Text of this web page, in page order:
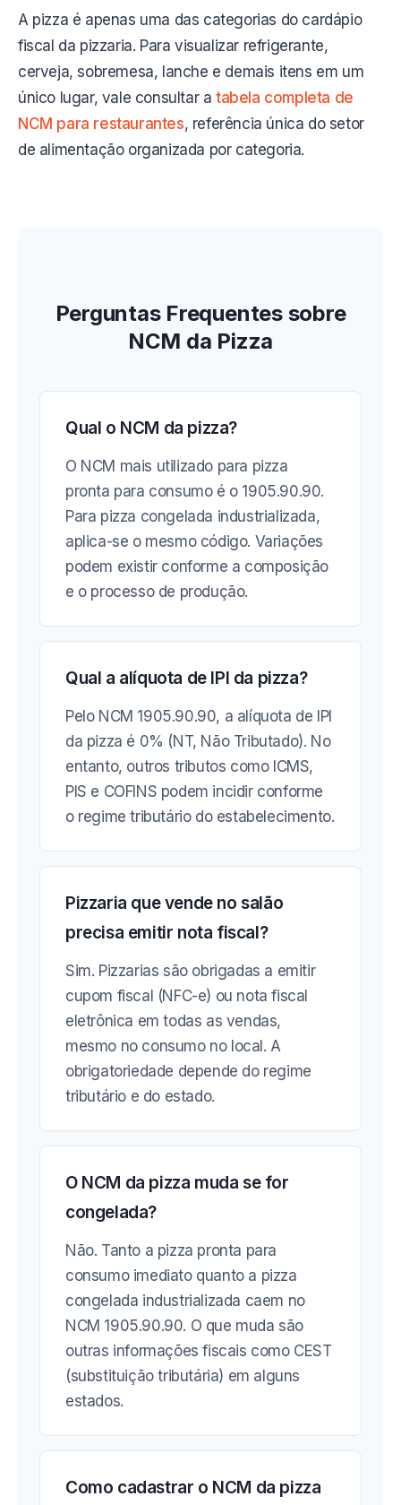
A pizza é apenas uma das categorias do cardápio
fiscal da pizzaria. Para visualizar refrigerante,
cerveja, sobremesa, lanche e demais itens em um
único lugar, vale consultar atabela completa de
NCM para restaurantes, referência única do setor
de alimentação organizada por categoria.
Perguntas Frequentes sobre
NCM da Pizza
Qual o NCM da pizza?
O NCM mais utilizado para pizza
pronta para consumo é o 1905.90.90.
Para pizza congelada industrializada,
aplica-se o mesmo código. Variações
podem existir conforme a composição
e o processo de produção.
Qual a alíquota de IPI da pizza?
Pelo NCM 1905.90.90, a alíquota de IPI
da pizza é 0% (NT, Não Tributado). No
entanto, outros tributos como ICMS,
PIS e COFINS podem incidir conforme
o regime tributário do estabelecimento.
Pizzaria que vende no salão
precisa emitir nota fiscal?
Sim. Pizzarias são obrigadas a emitir
cupom fiscal (NFC-e) ou nota fiscal
eletrônica em todas as vendas,
mesmo no consumo no local. A
obrigatoriedade depende do regime
tributário e do estado.
O NCM da pizza muda se for
congelada?
Não. Tanto a pizza pronta para
consumo imediato quanto a pizza
congelada industrializada caem no
NCM 1905.90.90. O que muda são
outras informações fiscais como CEST
(substituição tributária) em alguns
estados.
Como cadastrar o NCM da pizza